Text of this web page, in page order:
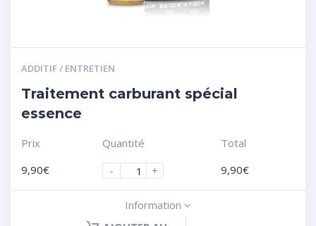
ADDITIF / ENTRETIEN
Traitement carburant spécial
essence
Prix
9,90€
Quantité
-
+
Total
9,90€
Information